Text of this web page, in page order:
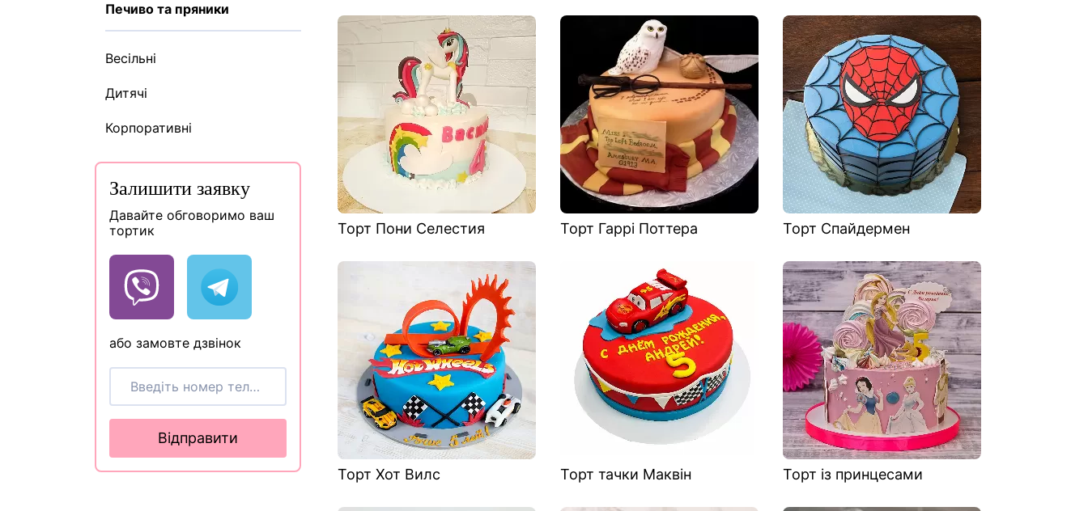
Печиво та пряники
Весільні
Дитячі
Корпоративні
Залишити заявку
Давайте обговоримо ваш
тортик
або замовте дзвінок
Відправити
Торт Пони Селестия Торт Гаррі Поттера Торт Спайдермен
Торт Хот Вилс Торт тачки Маквін Торт із принцесами